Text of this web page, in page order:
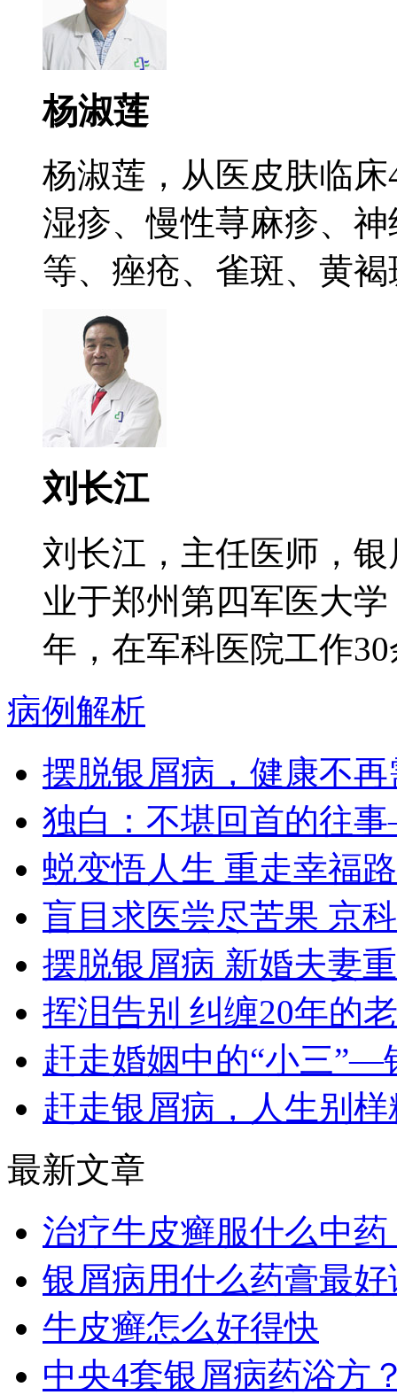
杨淑莲
杨淑莲，从医皮肤临
湿疹、慢性荨麻疹、
等、痤疮、雀斑、黄褐
刘长江
刘长江，主任医师，
业于郑州第四军医大
年，在军科医院工作
病例解析
摆脱银屑病，健康不
独白：不堪回首的往
蜕变悟人生 重走幸福路
盲目求医尝尽苦果 京
摆脱银屑病 新婚夫妻
挥泪告别 纠缠20年的
赶走婚姻中的“小三”—
赶走银屑病，人生别
最新文章
治疗牛皮癣服什么中
银屑病用什么药膏最
牛皮癣怎么好得快
中央4套银屑病药浴方